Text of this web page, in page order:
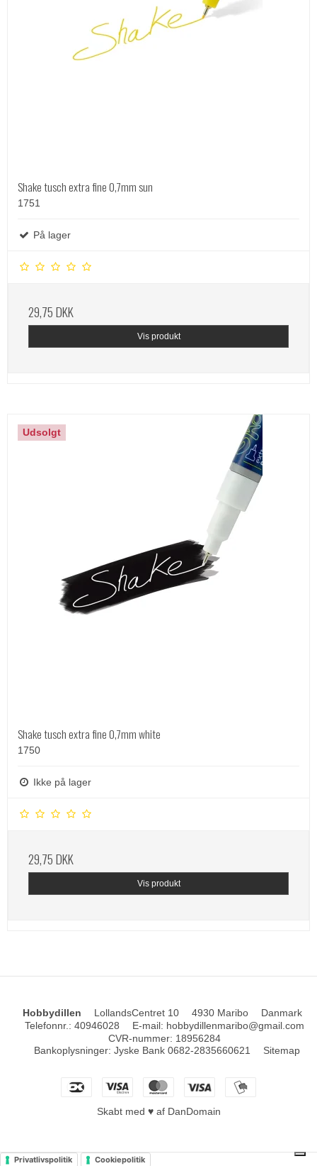
Shake tusch extra fine 0,7mm sun
1751
På lager
29,75 DKK
Vis produkt
Udsolgt
Shake tusch extra fine 0,7mm white
1750
Ikke på lager
29,75 DKK
Vis produkt
Hobbydillen LollandsCentret 10 4930 Maribo
Danmark
Telefonnr. : 40946028 E-mail: hobbydillenmaribo@gmail.com
CVR-nummer: 18956284
Bankoplysninger: Jyske Bank 0682-2835660621 Sitemap
Skabt med ♥ af DanDomain
Privatlivspolitik Cookiepolitik